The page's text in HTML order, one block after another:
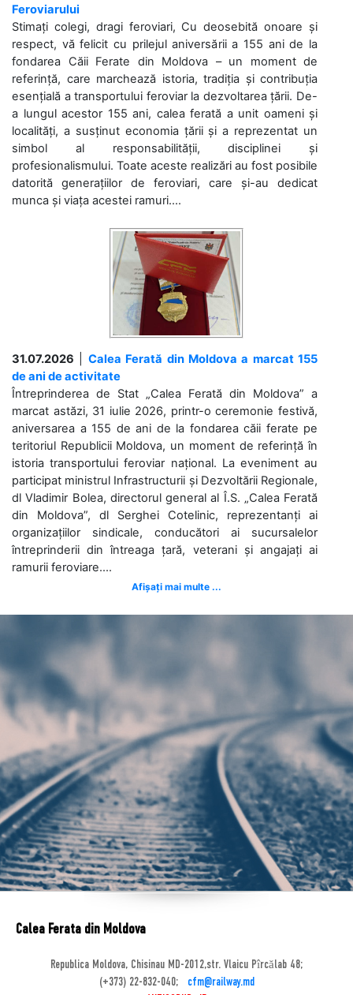
Feroviarului
Stimați colegi, dragi feroviari, Cu deosebită onoare și
respect, vă felicit cu prilejul aniversării a 155 ani de la
fondarea Căii Ferate din Moldova – un moment de
referință, care marchează istoria, tradiția și contribuția
esențială a transportului feroviar la dezvoltarea țării. De-
a lungul acestor 155 ani, calea ferată a unit oameni și
localități, a susținut economia țării și a reprezentat un
simbol al responsabilității, disciplinei și
profesionalismului. Toate aceste realizări au fost posibile
datorită generațiilor de feroviari, care și-au dedicat
munca și viața acestei ramuri....
31.07.2026
Calea Ferată din Moldova a marcat 155
de ani de activitate
Întreprinderea de Stat „Calea Ferată din Moldova” a
marcat astăzi, 31 iulie 2026, printr-o ceremonie festivă,
aniversarea a 155 de ani de la fondarea căii ferate pe
teritoriul Republicii Moldova, un moment de referință în
istoria transportului feroviar național. La eveniment au
participat ministrul Infrastructurii și Dezvoltării Regionale,
dl Vladimir Bolea, directorul general al Î.S. „Calea Ferată
din Moldova”, dl Serghei Cotelinic, reprezentanți ai
organizațiilor sindicale, conducători ai sucursalelor
întreprinderii din întreaga țară, veterani și angajați ai
ramurii feroviare....
Afișați mai multe ...
Calea Ferata din Moldova
Republica Moldova, Chisinau MD-2012,str. Vlaicu Pîrcălab 48;
(+373) 22-832-040;
cfm@railway.md